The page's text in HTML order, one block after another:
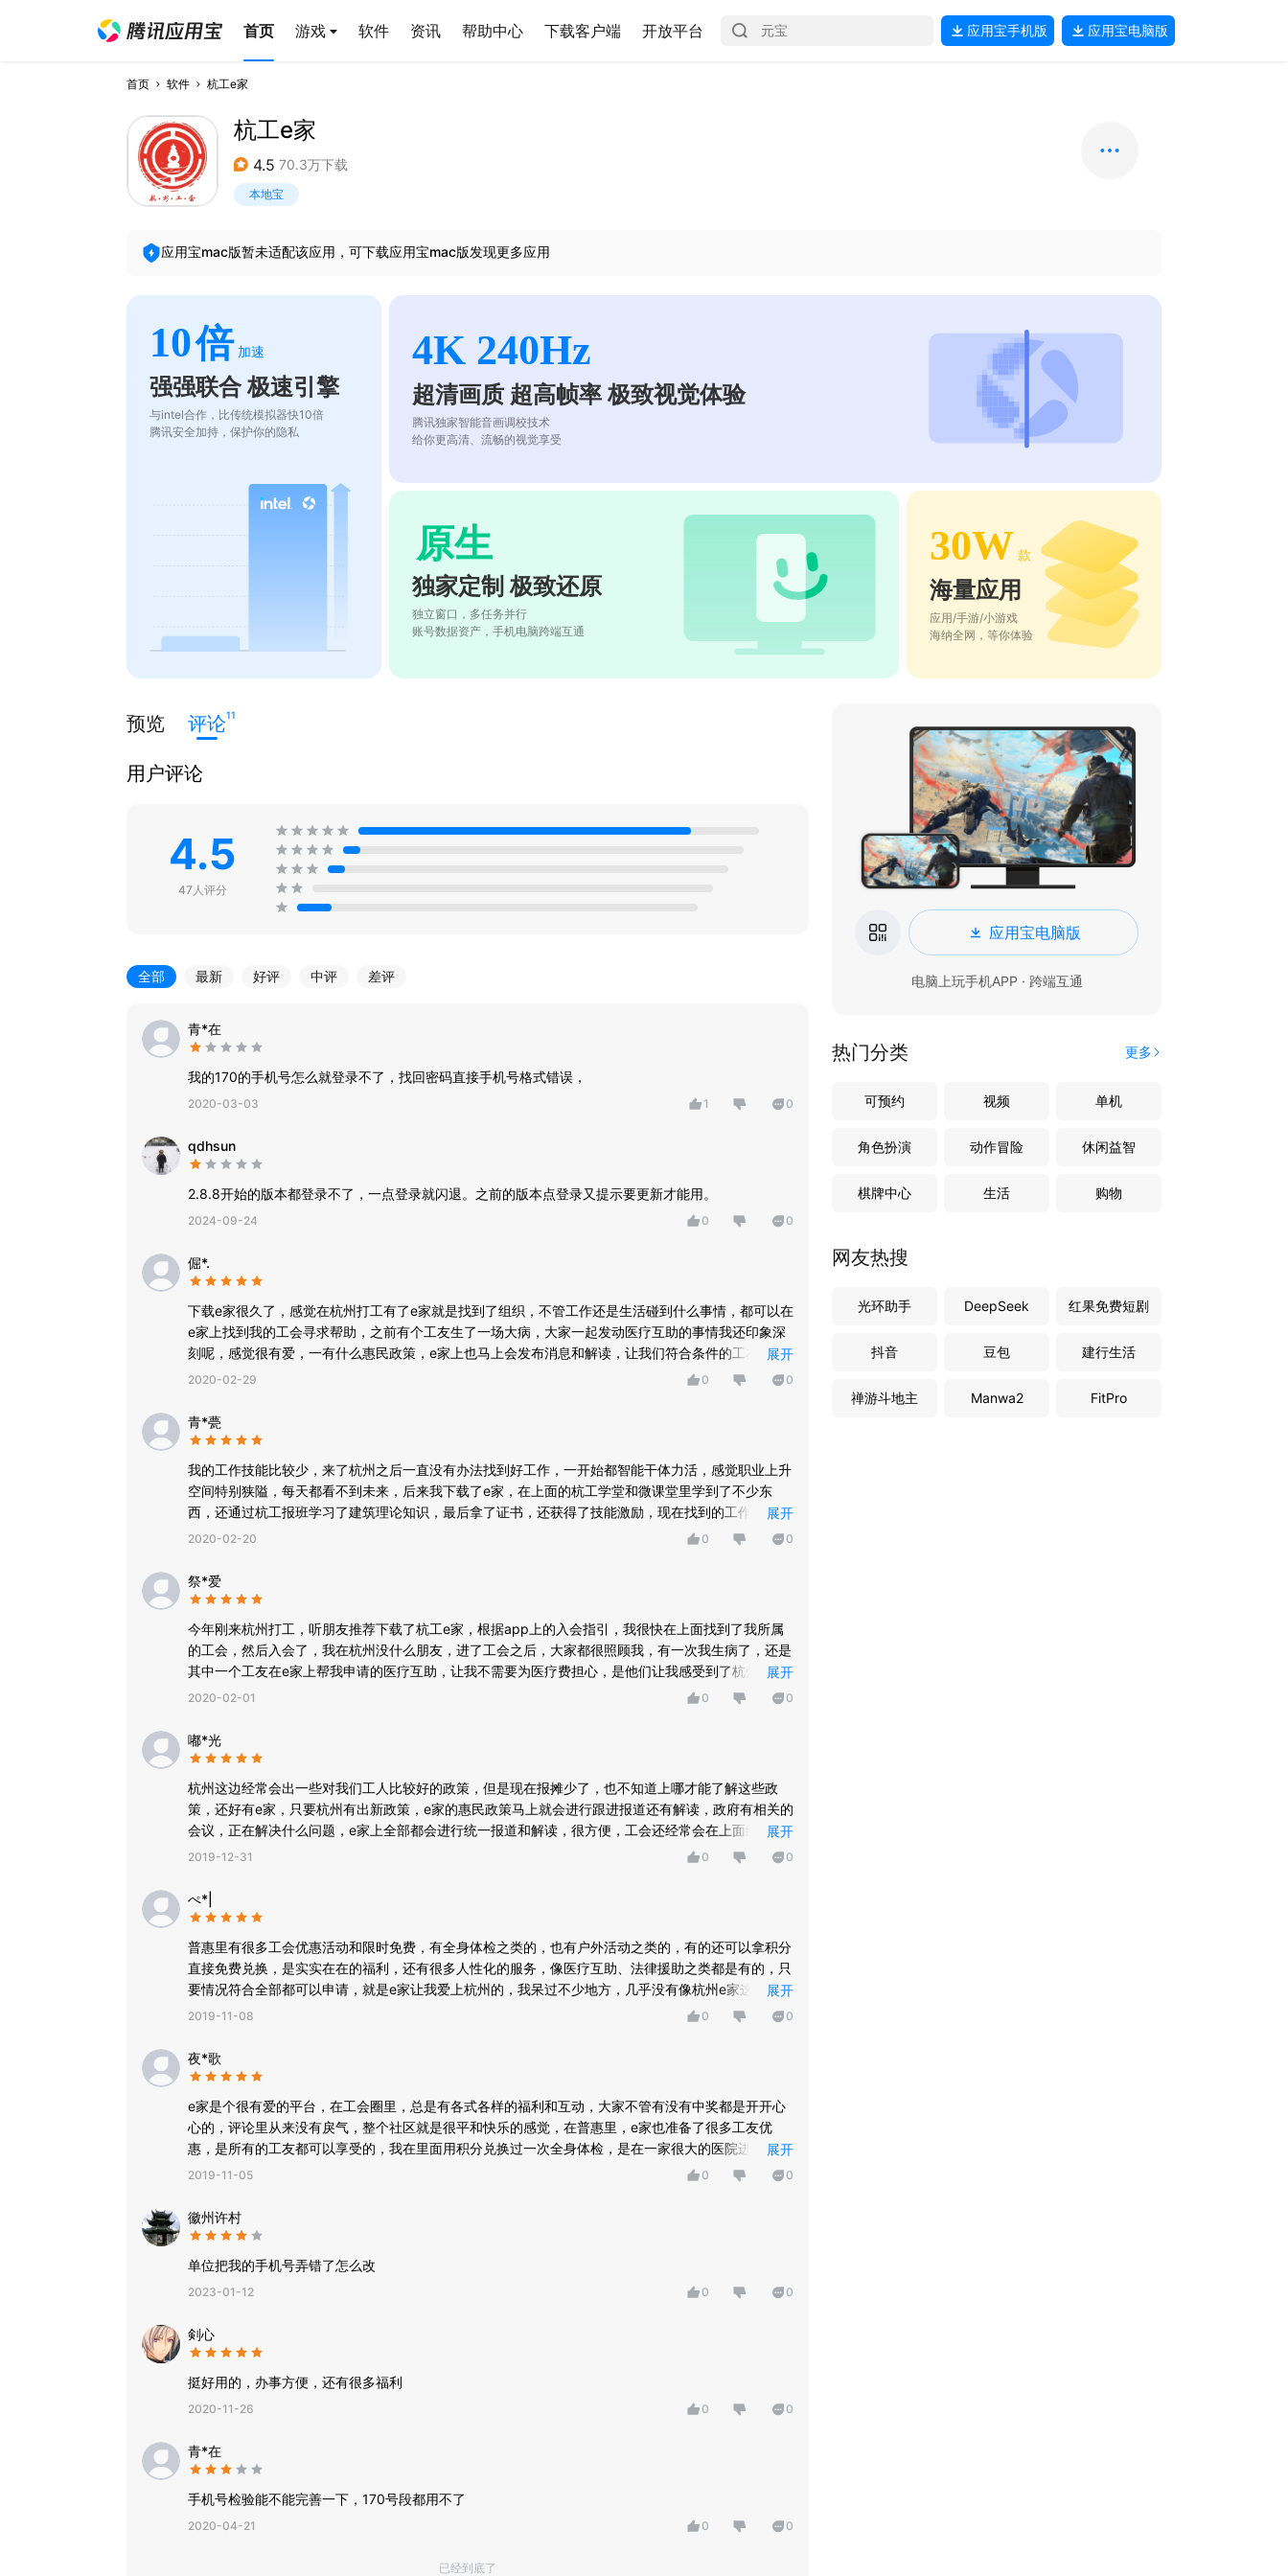
首页 游戏 软件 资讯 帮助中心 下载客户端 开放平台 应用宝手机版 应用宝电脑版
首页 软件 杭工e家
杭工e家
4.5 70.3万下载
本地宝
应用宝mac版暂未适配该应用，可下载应用宝mac版发现更多应用
10倍 加速
强强联合 极速引擎
与intel合作，比传统模拟器快10倍
腾讯安全加持，保护你的隐私
4K 240Hz
超清画质 超高帧率 极致视觉体验
腾讯独家智能音画调校技术
给你更高清、流畅的视觉享受
原生
独家定制 极致还原
独立窗口，多任务并行
账号数据资产，手机电脑跨端互通
30W 款
海量应用
应用/手游/小游戏
海纳全网，等你体验
预览 评论11
用户评论
4.5
47人评分
全部 最新 好评 中评 差评
青*在
我的170的手机号怎么就登录不了，找回密码直接手机号格式错误，
2020-03-03 1 0
qdhsun
2.8.8开始的版本都登录不了，一点登录就闪退。之前的版本点登录又提示要更新才能用。
2024-09-24 0 0
倔*.
下载e家很久了，感觉在杭州打工有了e家就是找到了组织，不管工作还是生活碰到什么事情，都可以在
e家上找到我的工会寻求帮助，之前有个工友生了一场大病，大家一起发动医疗互助的事情我还印象深
刻呢，感觉很有爱，一有什么惠民政策，e家上也马上会发布消息和解读，让我们符合条件的工友抓紧
申请福利。
展开
2020-02-29 0 0
青*甍
我的工作技能比较少，来了杭州之后一直没有办法找到好工作，一开始都智能干体力活，感觉职业上升
空间特别狭隘，每天都看不到未来，后来我下载了e家，在上面的杭工学堂和微课堂里学到了不少东
西，还通过杭工报班学习了建筑理论知识，最后拿了证书，还获得了技能激励，现在找到的工作比之前
的好多了，是个技术岗，工资也高，还好有e家。
展开
2020-02-20 0 0
祭*爱
今年刚来杭州打工，听朋友推荐下载了杭工e家，根据app上的入会指引，我很快在上面找到了我所属
的工会，然后入会了，我在杭州没什么朋友，进了工会之后，大家都很照顾我，有一次我生病了，还是
其中一个工友在e家上帮我申请的医疗互助，让我不需要为医疗费担心，是他们让我感受到了杭州的温
暖，我的内心很感激。
展开
2020-02-01 0 0
嘟*光
杭州这边经常会出一些对我们工人比较好的政策，但是现在报摊少了，也不知道上哪才能了解这些政
策，还好有e家，只要杭州有出新政策，e家的惠民政策马上就会进行跟进报道还有解读，政府有相关的
会议，正在解决什么问题，e家上全部都会进行统一报道和解读，很方便，工会还经常会在上面组织活
动，像运动会什么的都是经常有的，现在我下班后的活动比以前多很多，社交圈也大了，在杭州终于有
展开
2019-12-31 0 0
ぺ*|
普惠里有很多工会优惠活动和限时免费，有全身体检之类的，也有户外活动之类的，有的还可以拿积分
直接免费兑换，是实实在在的福利，还有很多人性化的服务，像医疗互助、法律援助之类都是有的，只
要情况符合全部都可以申请，就是e家让我爱上杭州的，我呆过不少地方，几乎没有像杭州e家这样完善
的工会平台的。
展开
2019-11-08 0 0
夜*歌
e家是个很有爱的平台，在工会圈里，总是有各式各样的福利和互动，大家不管有没有中奖都是开开心
心的，评论里从来没有戾气，整个社区就是很平和快乐的感觉，在普惠里，e家也准备了很多工友优
惠，是所有的工友都可以享受的，我在里面用积分兑换过一次全身体检，是在一家很大的医院进行的体
检，那阵子身体老是不舒服，检查结果出来以后整个人畅快多了，而且是积分兑换的，没有经济压力，
展开
2019-11-05 0 0
徽州许村
单位把我的手机号弄错了怎么改
2023-01-12 0 0
剣心
挺好用的，办事方便，还有很多福利
2020-11-26 0 0
青*在
手机号检验能不能完善一下，170号段都用不了
2020-04-21 0 0
已经到底了
应用宝电脑版
电脑上玩手机APP · 跨端互通
热门分类 更多
可预约 视频 单机
角色扮演 动作冒险 休闲益智
棋牌中心 生活 购物
网友热搜
光环助手 DeepSeek 红果免费短剧
抖音 豆包 建行生活
禅游斗地主 Manwa2 FitPro